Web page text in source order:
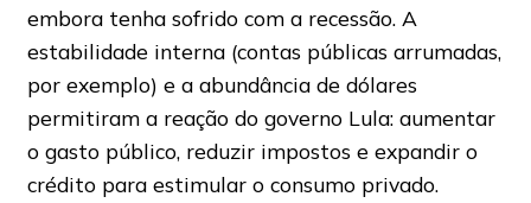
embora tenha sofrido com a recessão. A
estabilidade interna (contas públicas arrumadas,
por exemplo) e a abundância de dólares
permitiram a reação do governo Lula: aumentar
o gasto público, reduzir impostos e expandir o
crédito para estimular o consumo privado.